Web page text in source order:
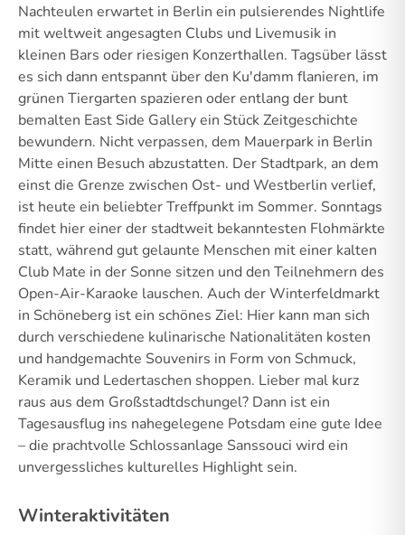
Nachteulen erwartet in Berlin ein pulsierendes Nightlife
mit weltweit angesagten Clubs und Livemusik in
kleinen Bars oder riesigen Konzerthallen. Tagsüber lässt
es sich dann entspannt über den Ku'damm flanieren, im
grünen Tiergarten spazieren oder entlang der bunt
bemalten East Side Gallery ein Stück Zeitgeschichte
bewundern. Nicht verpassen, dem Mauerpark in Berlin
Mitte einen Besuch abzustatten. Der Stadtpark, an dem
einst die Grenze zwischen Ost- und Westberlin verlief,
ist heute ein beliebter Treffpunkt im Sommer. Sonntags
findet hier einer der stadtweit bekanntesten Flohmärkte
statt, während gut gelaunte Menschen mit einer kalten
Club Mate in der Sonne sitzen und den Teilnehmern des
Open-Air-Karaoke lauschen. Auch der Winterfeldmarkt
in Schöneberg ist ein schönes Ziel: Hier kann man sich
durch verschiedene kulinarische Nationalitäten kosten
und handgemachte Souvenirs in Form von Schmuck,
Keramik und Ledertaschen shoppen. Lieber mal kurz
raus aus dem Großstadtdschungel? Dann ist ein
Tagesausflug ins nahegelegene Potsdam eine gute Idee
– die prachtvolle Schlossanlage Sanssouci wird ein
unvergessliches kulturelles Highlight sein.
Winteraktivitäten